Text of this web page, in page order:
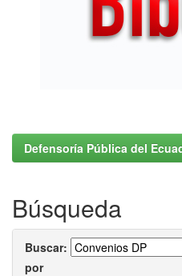
Defensoría Pública del
Búsqueda
Buscar:
por